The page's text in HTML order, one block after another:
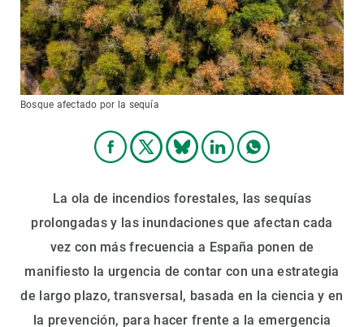
Bosque afectado por la sequía
La ola de incendios forestales, las sequías
prolongadas y las inundaciones que afectan cada
vez con más frecuencia a España ponen de
manifiesto la urgencia de contar con una estrategia
de largo plazo, transversal, basada en la ciencia y en
la prevención, para hacer frente a la emergencia